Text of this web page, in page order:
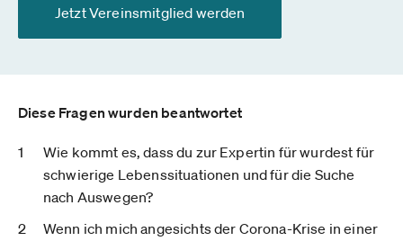
Jetzt Vereinsmitglied werden
Diese Fragen wurden beantwortet
Wie kommt es, dass du zur Expertin für wurdest für
schwierige Lebenssituationen und für die Suche
nach Auswegen?
Wenn ich mich angesichts der Corona-Krise in einer